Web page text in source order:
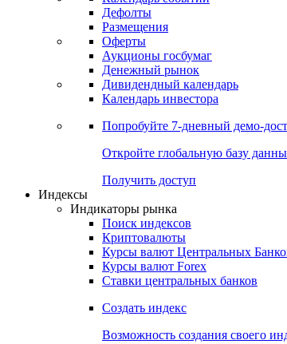
Получить доступ
Календарь
Календарь событий
Дефолты
Размещения
Оферты
Аукционы госбумаг
Денежный рынок
Дивидендный календарь
Календарь инвестора
Попробуйте7-дневный
Получить доступ
Индикаторы рынка
Поиск индексов
Криптовалюты
Курсы валют Центральных Банков
Курсы валют Forex
Ставки центральных банков